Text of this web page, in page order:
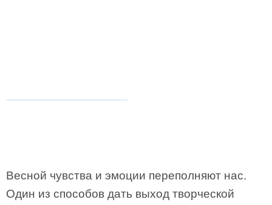
Весной чувства и эмоции переполняют нас.
Один из способов дать выход творческой